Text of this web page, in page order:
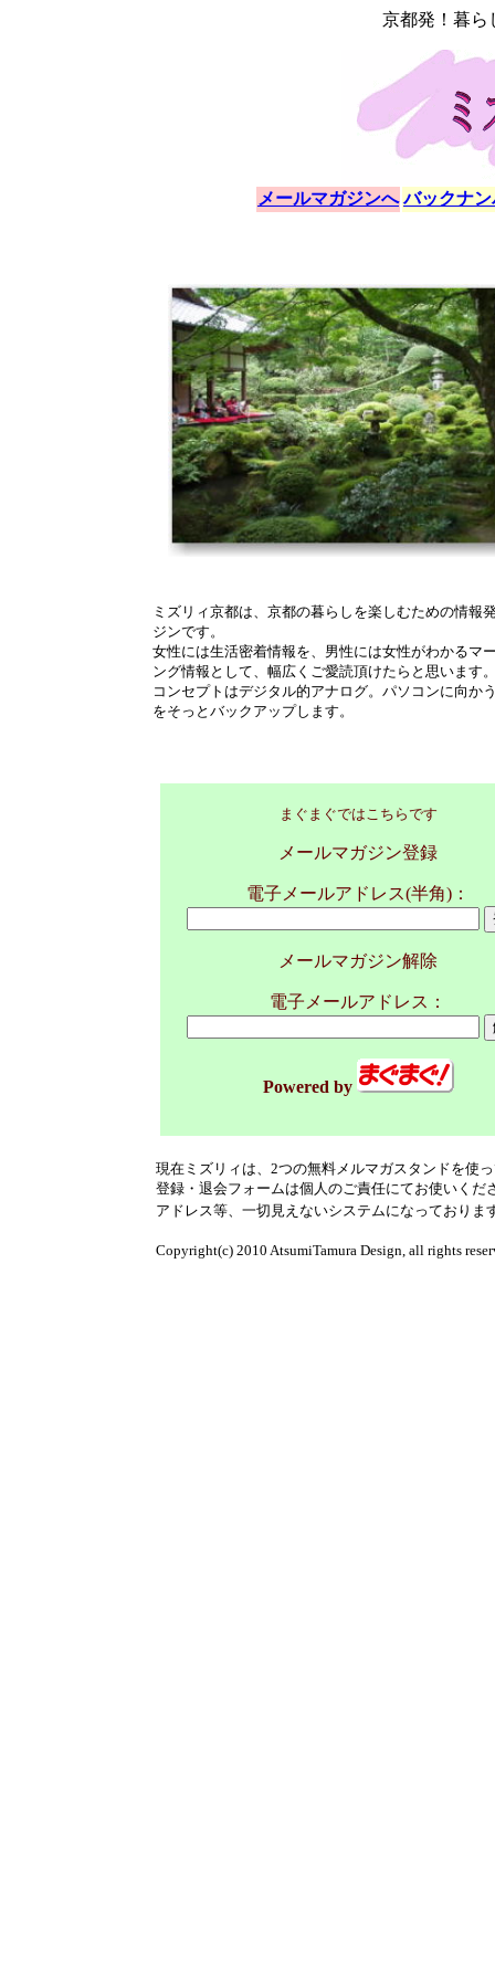
京都発！暮ら
メールマガジンへ バックナ
ミズリィ京都は、京都の暮らしを楽しむための情報
ジンです。
女性には生活密着情報を、男性には女性がわかるマ
ング情報として、幅広くご愛読頂けたらと思います
コンセプトはデジタル的アナログ。パソコンに向か
をそっとバックアップします。
まぐまぐではこちらです
メールマガジン登録
電子メールアドレス(半角)：
メールマガジン解除
電子メールアドレス：
Powered by
現在ミズリィは、2つの無料メルマガスタンドを使
登録・退会フォームは個人のご責任にてお使いく
アドレス等、一切見えないシステムになっておりま
Copyright(c) 2010 AtsumiTamura Design, all rights